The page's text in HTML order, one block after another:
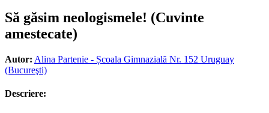
Să găsim neologismele! (Cuvinte
amestecate)
Autor: Alina Partenie - Școala Gimnazială Nr. 152 Uruguay
(Bucureşti)
Descriere: